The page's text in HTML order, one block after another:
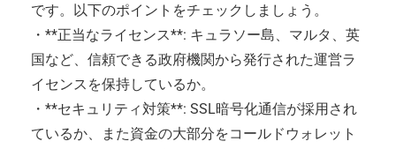
です。以下のポイントをチェックしましょう。
・**正当なライセンス**: キュラソー島、マルタ、英
国など、信頼できる政府機関から発行された運営ラ
イセンスを保持しているか。
・**セキュリティ対策**: SSL暗号化通信が採用され
ているか、また資金の大部分をコールドウォレット